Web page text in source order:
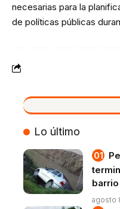
necesarias para la
de políticas públicas
VIVO
Lo último
agosto